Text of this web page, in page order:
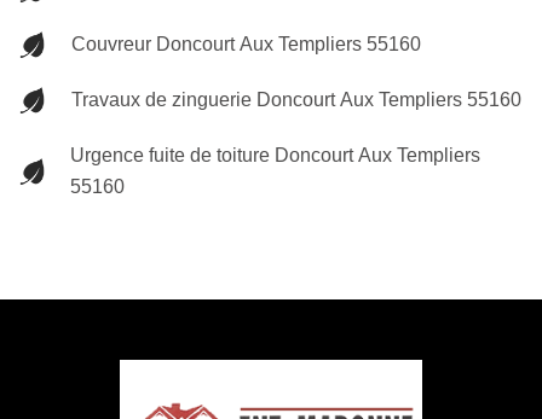
Couvreur Doncourt Aux Templiers 55160
Travaux de zinguerie Doncourt Aux Templiers 55160
Urgence fuite de toiture Doncourt Aux Templiers
55160